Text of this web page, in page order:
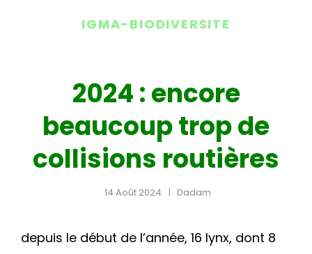
IGMA-BIODIVERSITE
2024 : encore
beaucoup trop de
collisions routières
14 Août 2024 Dadam
depuis le début de l’année, 16 lynx, dont 8